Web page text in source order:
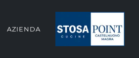
AZIENDA